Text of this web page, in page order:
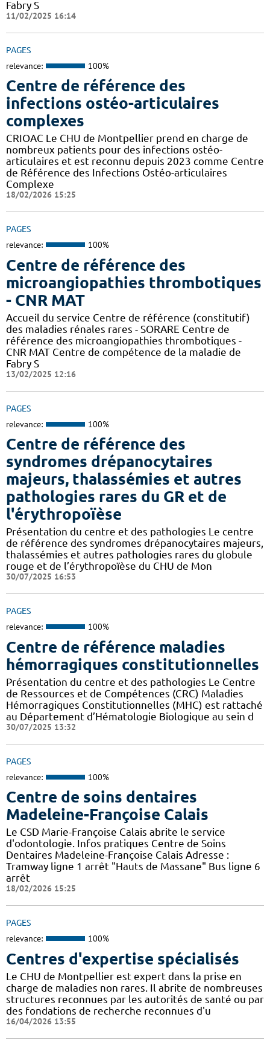
Fabry S
11/02/2025 16:14
PAGES
relevance: 100%
Centre de référence des
infections ostéo-articulaires
complexes
CRIOAC Le CHU de Montpellier prend en charge de
nombreux patients pour des infections ostéo-
articulaires et est reconnu depuis 2023 comme Centre
de Référence des Infections Ostéo-articulaires
Complexe
18/02/2026 15:25
PAGES
relevance: 100%
Centre de référence des
microangiopathies thrombotiques
- CNR MAT
Accueil du service Centre de référence (constitutif)
des maladies rénales rares - SORARE Centre de
référence des microangiopathies thrombotiques -
CNR MAT Centre de compétence de la maladie de
Fabry S
13/02/2025 12:16
PAGES
relevance: 100%
Centre de référence des
syndromes drépanocytaires
majeurs, thalassémies et autres
pathologies rares du GR et de
l'érythropoïèse
Présentation du centre et des pathologies Le centre
de référence des syndromes drépanocytaires majeurs,
thalassémies et autres pathologies rares du globule
rouge et de l’érythropoïèse du CHU de Mon
30/07/2025 16:53
PAGES
relevance: 100%
Centre de référence maladies
hémorragiques constitutionnelles
Présentation du centre et des pathologies Le Centre
de Ressources et de Compétences (CRC) Maladies
Hémorragiques Constitutionnelles (MHC) est rattaché
au Département d’Hématologie Biologique au sein d
30/07/2025 13:32
PAGES
relevance: 100%
Centre de soins dentaires
Madeleine-Françoise Calais
Le CSD Marie-Françoise Calais abrite le service
d'odontologie. Infos pratiques Centre de Soins
Dentaires Madeleine-Françoise Calais Adresse :
Tramway ligne 1 arrêt "Hauts de Massane" Bus ligne 6
arrêt
18/02/2026 15:25
PAGES
relevance: 100%
Centres d'expertise spécialisés
Le CHU de Montpellier est expert dans la prise en
charge de maladies non rares. Il abrite de nombreuses
structures reconnues par les autorités de santé ou par
des fondations de recherche reconnues d'u
16/04/2026 13:55